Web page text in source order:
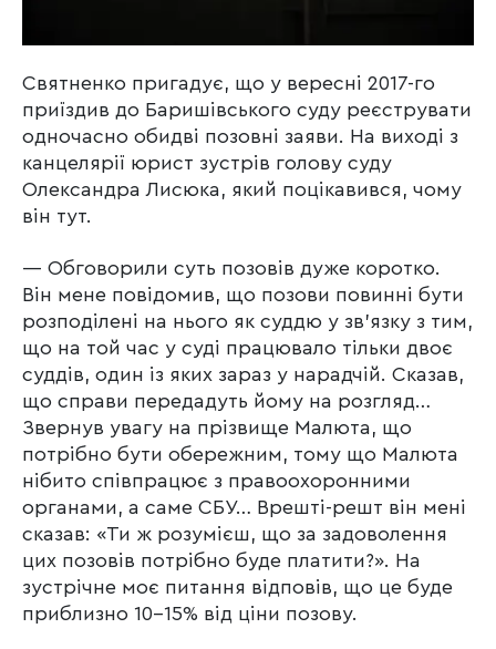
Святненко пригадує, що у вересні 2017-го
приїздив до Баришівського суду реєструвати
одночасно обидві позовні заяви. На виході з
канцелярії юрист зустрів голову суду
Олександра Лисюка, який поцікавився, чому
він тут.
— Обговорили суть позовів дуже коротко.
Він мене повідомив, що позови повинні бути
розподілені на нього як суддю у зв’язку з тим,
що на той час у суді працювало тільки двоє
суддів, один із яких зараз у нарадчій. Сказав,
що справи передадуть йому на розгляд…
Звернув увагу на прізвище Малюта, що
потрібно бути обережним, тому що Малюта
нібито співпрацює з правоохоронними
органами, а саме СБУ… Врешті-решт він мені
сказав: «Ти ж розумієш, що за задоволення
цих позовів потрібно буде платити?». На
зустрічне моє питання відповів, що це буде
приблизно 10-15% від ціни позову.